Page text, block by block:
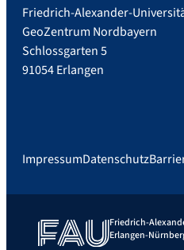
Friedrich-Alexander-
GeoZentrum Nordbayern
Schlossgarten 5
91054 Erlangen
ImpressumDatenschutz
Friedrich-
Erlangen-